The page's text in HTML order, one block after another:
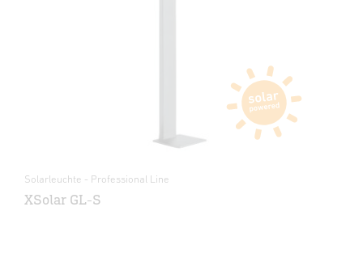
Solarleuchte - Professional Line
XSolar GL-S